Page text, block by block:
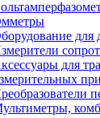
для
для